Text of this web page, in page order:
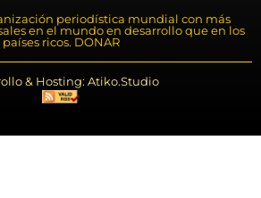
periodística mundial con más
en el mundo en desarrollo que en los
países ricos. DONAR
& Hosting: Atiko.Studio